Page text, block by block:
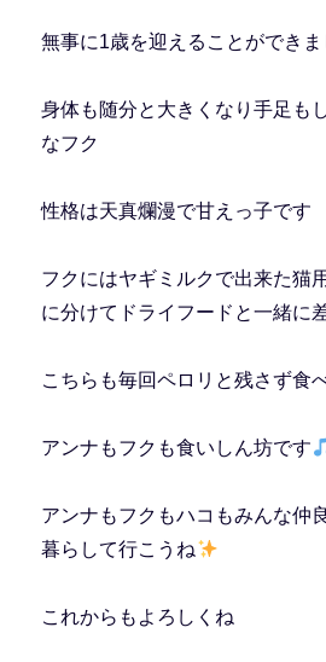
無事に1歳を迎えることができま
身体も随分と大きくなり手足も
なフク
性格は天真爛漫で甘えっ子です
フクにはヤギミルクで出来た猫
に分けてドライフードと一緒に
こちらも毎回ペロリと残さず食
アンナもフクも食いしん坊です
アンナもフクもハコもみんな仲
暮らして行こうね
これからもよろしくね